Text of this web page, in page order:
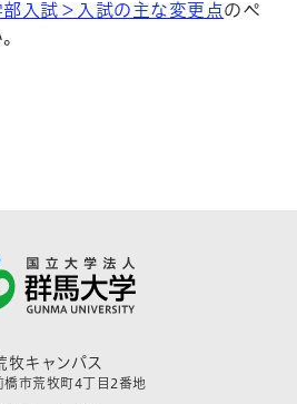
部入試＞入試の主な変更点のペ
牧キャンパス
橋市荒牧町4丁目2番地